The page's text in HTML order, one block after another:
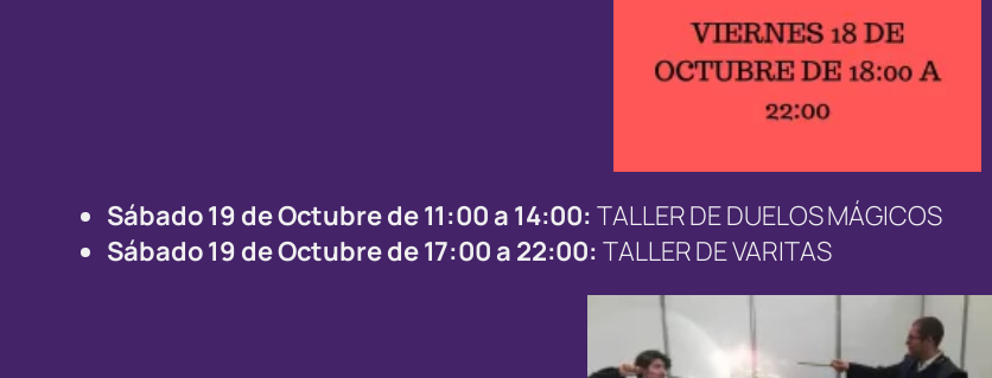
Sábado 19 de Octubre de 11:00 a 14:00:TALLER DE DUELOS MÁGICOS
Sábado 19 de Octubre de 17:00 a 22:00:TALLER DE VARITAS